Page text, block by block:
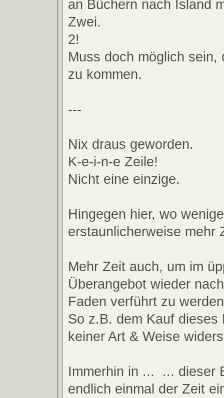
an Büchern nach Island
Zwei.
2!
Muss doch möglich sein,
zu kommen.
---
Nix draus geworden.
K-e-i-n-e Zeile!
Nicht eine einzige.
Hingegen hier, wo
erstaunlicherweise mehr
Mehr Zeit auch, um im
Überangebot wieder
Faden verführt zu
So z.B. dem Kauf dieses
keiner Art & Weise
Immerhin in ...
... dieser
endlich einmal der Zeit